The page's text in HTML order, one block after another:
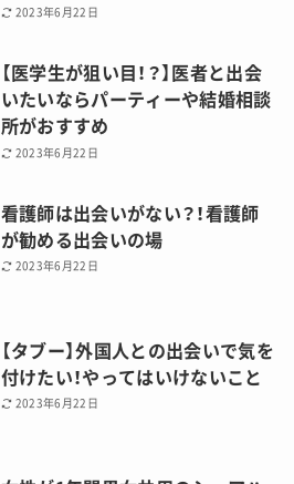
2023年6月22日
【医学生が狙い目！？】医者と出会
いたいならパーティーや結婚相談
所がおすすめ
2023年6月22日
看護師は出会いがない？！看護師
が勧める出会いの場
2023年6月22日
【タブー】外国人との出会いで気を
付けたい！やってはいけないこと
2023年6月22日